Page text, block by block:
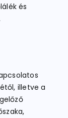
és
illetve a